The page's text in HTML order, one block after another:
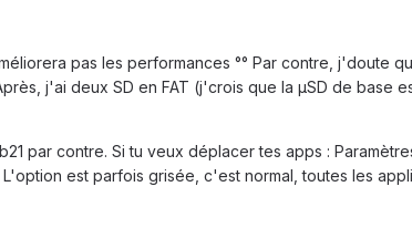
pas les performances °° Par contre,
j'ai deux SD en FAT (j'crois que la µSD de base
par contre. Si tu veux déplacer tes apps :
est parfois grisée, c'est normal, toutes les